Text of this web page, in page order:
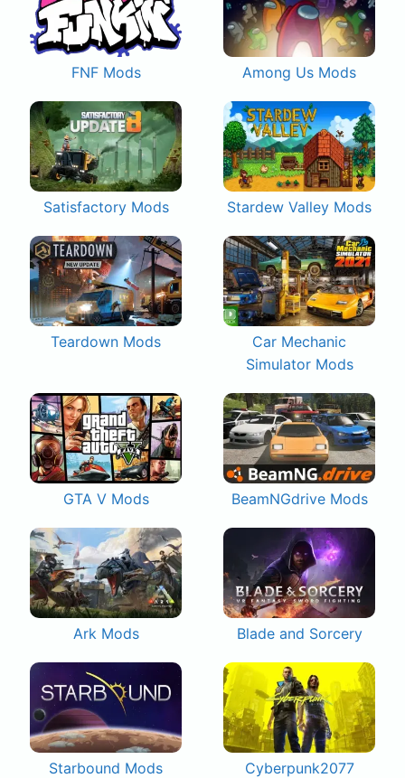
FNF Mods Among Us Mods
Satisfactory Mods Stardew Valley Mods
Teardown Mods
Car Mechanic
Simulator Mods
GTA V Mods BeamNGdrive Mods
Ark Mods Blade and Sorcery
Starbound Mods Cyberpunk2077